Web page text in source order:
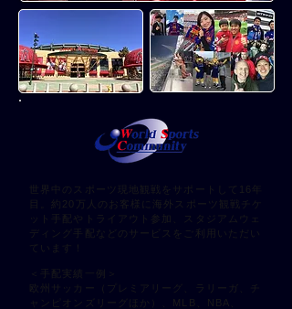
世界中のスポーツ現地観戦をサポートして16年
目。約20万人のお客様に海外スポーツ観戦チケ
ット手配やトライアウト参加、スタジアムウェ
ディング手配などのサービスをご利用いただい
ています！
欧州サッカー（プレミアリーグ、ラリーガ、チ
ャンピオンズリーグほか）、MLB、NBA、